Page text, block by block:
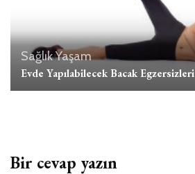
SağlıkYaşam
Evde Yapılabilecek Bacak Egzersizleri
Bir cevap yazın